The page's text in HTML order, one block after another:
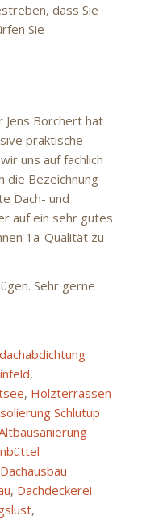
dass Sie
Sie
Jens Borchert hat
praktische
uns auf fachlich
die Bezeichnung
Dach- und
auf ein sehr gutes
1a-Qualität zu
Sehr gerne
,
, Holzterrassen
Schlutup
Dachausbau
, Dachdeckerei
,